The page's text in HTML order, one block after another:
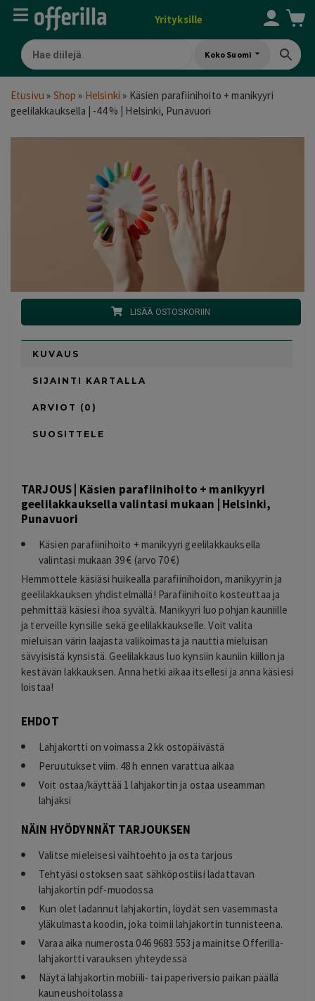
Yrityksille
Koko Suomi
Etusivu » Shop » Helsinki » Käsien parafiinihoito + manikyyri
geelilakkauksella | -44 % | Helsinki, Punavuori
LISÄÄ OSTOSKORIIN
KUVAUS
SIJAINTI KARTALLA
ARVIOT (0)
SUOSITTELE
TARJOUS | Käsien parafiinihoito + manikyyri
geelilakkauksella valintasi mukaan | Helsinki,
Punavuori
Käsien parafiinihoito + manikyyri geelilakkauksella
valintasi mukaan 39 € (arvo 70 €)
Hemmottele käsiäsi huikealla parafiinihoidon, manikyyrin ja
geelilakkauksen yhdistelmällä! Parafiinihoito kosteuttaa ja
pehmittää käsiesi ihoa syvältä. Manikyyri luo pohjan kauniille
ja terveille kynsille sekä geelilakkaukselle. Voit valita
mieluisan värin laajasta valikoimasta ja nauttia mieluisan
sävyisistä kynsistä. Geelilakkaus luo kynsiin kauniin kiillon ja
kestävän lakkauksen. Anna hetki aikaa itsellesi ja anna käsiesi
loistaa!
EHDOT
Lahjakortti on voimassa 2 kk ostopäivästä
Peruutukset viim. 48 h ennen varattua aikaa
Voit ostaa/käyttää 1 lahjakortin ja ostaa useamman
lahjaksi
NÄIN HYÖDYNNÄT TARJOUKSEN
Valitse mieleisesi vaihtoehto ja osta tarjous
Tehtyäsi ostoksen saat sähköpostiisi ladattavan
lahjakortin pdf-muodossa
Kun olet ladannut lahjakortin, löydät sen vasemmasta
yläkulmasta koodin, joka toimii lahjakortin tunnisteena.
Varaa aika numerosta 046 9683 553 ja mainitse Offerilla-
lahjakortti varauksen yhteydessä
Näytä lahjakortin mobiili- tai paperiversio paikan päällä
kauneushoitolassa